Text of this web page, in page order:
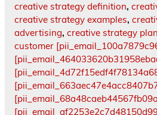
creative strategy definition,
creative strategy examples,
advertising, creative strategy plan
customer